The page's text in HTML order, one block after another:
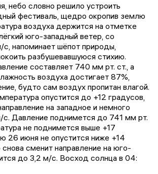
небо словно решило устроить
фестиваль, щедро окропив землю
воздуха держится на отметке
юго-западный ветер, со
напоминает шёпот природы,
разбушевавшуюся стихию.
составляет 740 мм рт. ст., а
воздуха достигает 87%,
будто сам воздух пропитан влагой.
опустится до +12 градусов,
на западное и немного
с. Давление поднимется до 741 мм рт.
не поднимется выше +17
26 июня не опустится ниже +14
сменит направление на юго-
до 3,2 м/с. Восход солнца в 04: